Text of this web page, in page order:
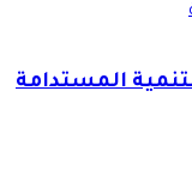
المستدامة